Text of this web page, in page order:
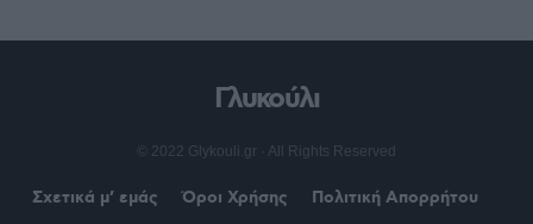
Γλυκούλι
© 2022 Glykouli.gr · All Rights Reserved
Σχετικά μ’ εμάς Όροι Χρήσης
Πολιτική Απορρήτου